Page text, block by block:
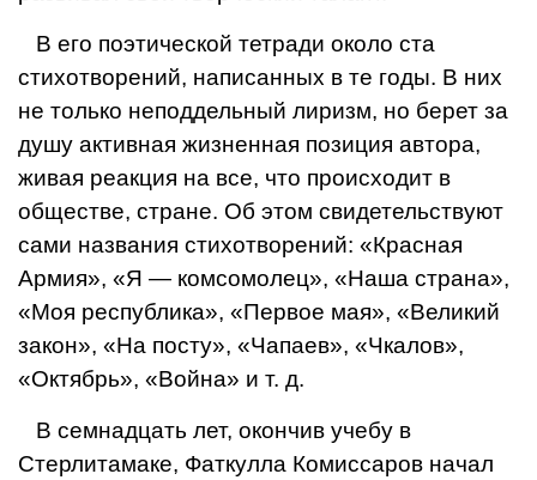
В его поэтической тетради около ста
стихотворений, написанных в те годы. В них
не только неподдельный лиризм, но берет за
душу активная жизненная позиция автора,
живая реакция на все, что происхо­дит в
обществе, стране. Об этом сви­детельствуют
сами названия стихотворений: «Красная
Армия», «Я — комсомолец», «Наша страна»,
«Моя республика», «Первое мая», «Великий
закон», «На посту», «Чапаев», «Чкалов»,
«Октябрь», «Война» и т. д.
В семнадцать лет, окончив учебу в
Стерлитамаке, Фаткулла Комисса­ров начал